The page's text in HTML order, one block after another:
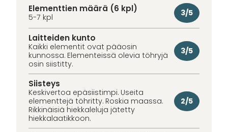
Elementtien määrä (6 kpl)
5-7 kpl 3/5
Laitteiden kunto
Kaikki elementit ovat pääosin
kunnossa. Elementeissä olevia töhryjä
osin siistitty.
3/5
Siisteys
Keskivertoa epäsiistimpi. Useita
elementtejä töhritty. Roskia maassa.
Rikkinäisiä hiekkaleluja jätetty
hiekkalaatikkoon.
2/5